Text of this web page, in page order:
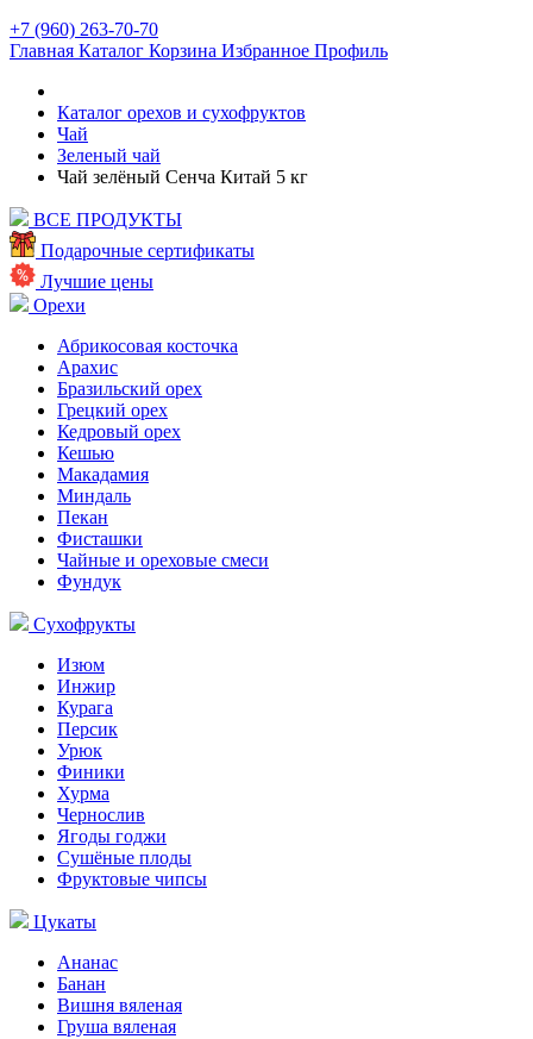
+7 (960) 263-70-70
Главная Каталог Корзина Избранное Профиль
Каталог орехов и сухофруктов
Чай
Зеленый чай
Чай зелёный Сенча Китай 5 кг
ВСЕ ПРОДУКТЫ
Подарочные сертификаты
Лучшие цены
Орехи
Абрикосовая косточка
Арахис
Бразильский орех
Грецкий орех
Кедровый орех
Кешью
Макадамия
Миндаль
Пекан
Фисташки
Чайные и ореховые смеси
Фундук
Сухофрукты
Изюм
Инжир
Курага
Персик
Урюк
Финики
Хурма
Чернослив
Ягоды годжи
Сушёные плоды
Фруктовые чипсы
Цукаты
Ананас
Банан
Вишня вяленая
Груша вяленая